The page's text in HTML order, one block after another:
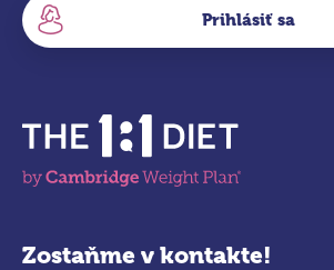
Prihlásiť sa
Zostaňme v kontakte!